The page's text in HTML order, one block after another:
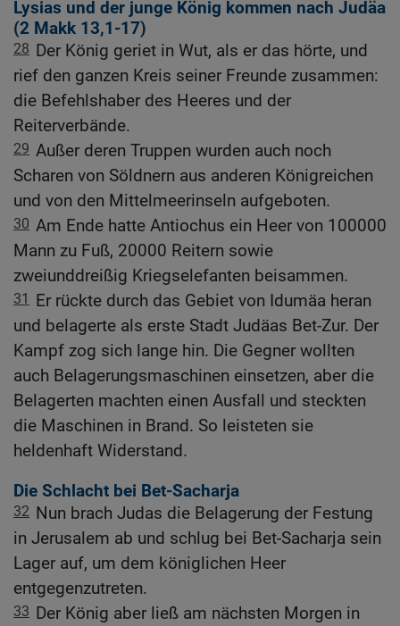
Lysias und der junge König kommen nach Judäa
(2 Makk 13,1-17)
28 Der König geriet in Wut, als er das hörte, und
rief den ganzen Kreis seiner Freunde zusammen:
die Befehlshaber des Heeres und der
Reiterverbände.
29 Außer deren Truppen wurden auch noch
Scharen von Söldnern aus anderen Königreichen
und von den Mittelmeerinseln aufgeboten.
30 Am Ende hatte Antiochus ein Heer von 100000
Mann zu Fuß, 20000 Reitern sowie
zweiunddreißig Kriegselefanten beisammen.
31 Er rückte durch das Gebiet von Idumäa heran
und belagerte als erste Stadt Judäas Bet-Zur. Der
Kampf zog sich lange hin. Die Gegner wollten
auch Belagerungsmaschinen einsetzen, aber die
Belagerten machten einen Ausfall und steckten
die Maschinen in Brand. So leisteten sie
heldenhaft Widerstand.
Die Schlacht bei Bet-Sacharja
32 Nun brach Judas die Belagerung der Festung
in Jerusalem ab und schlug bei Bet-Sacharja sein
Lager auf, um dem königlichen Heer
entgegenzutreten.
33 Der König aber ließ am nächsten Morgen in